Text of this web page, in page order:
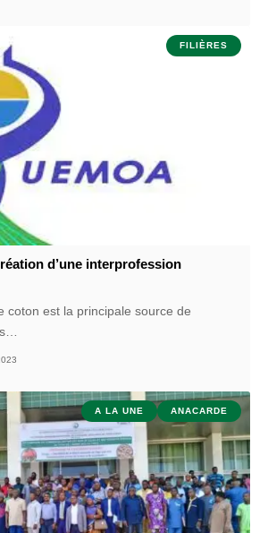
FILIÈRES
d’une interprofession
coton est la principale source de
A LA UNE ANACARDE